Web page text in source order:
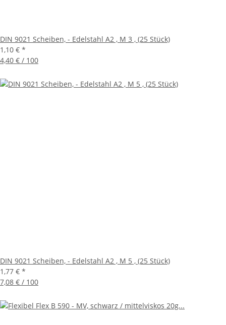
DIN 9021 Scheiben, - Edelstahl A2 , M 3 , (25 Stück)
1,10 € *
4,40 € / 100
DIN 9021 Scheiben, - Edelstahl A2 , M 5 , (25 Stück)
1,77 € *
7,08 € / 100